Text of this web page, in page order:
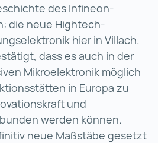
des Infineon-
die neue Hightech-
hier in Villach.
dass es auch in der
Mikroelektronik möglich
in Europa zu
und
werden können.
neue Maßstäbe gesetzt